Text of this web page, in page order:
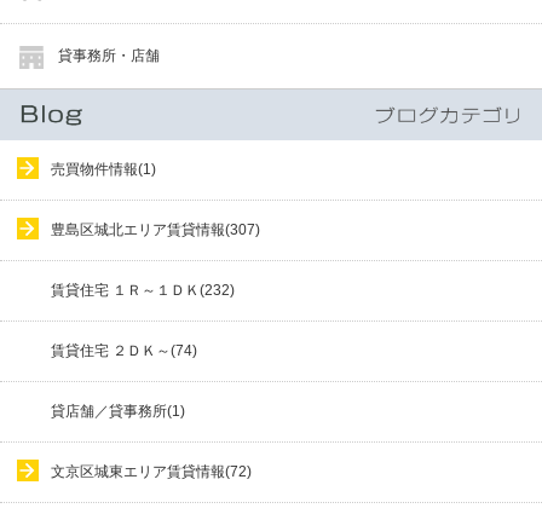
貸事務所・店舗
売買物件情報(1)
豊島区城北エリア賃貸情報(307)
賃貸住宅 １Ｒ～１ＤＫ(232)
賃貸住宅 ２ＤＫ～(74)
貸店舗／貸事務所(1)
文京区城東エリア賃貸情報(72)